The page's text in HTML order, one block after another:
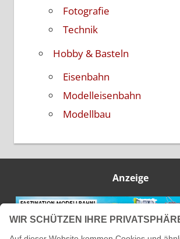
Fotografie
Technik
Hobby & Basteln
Eisenbahn
Modelleisenbahn
Modellbau
Anzeige